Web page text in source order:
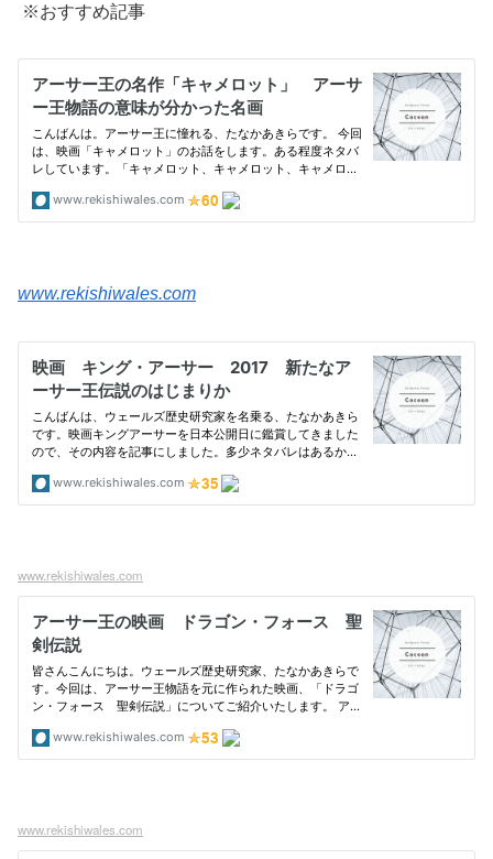
※おすすめ記事
www.rekishiwales.com
www.rekishiwales.com
www.rekishiwales.com